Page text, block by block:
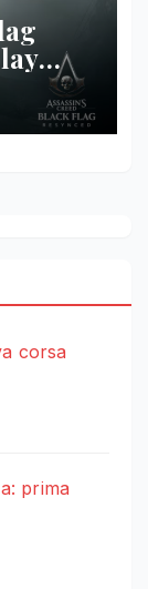
corsa
prima